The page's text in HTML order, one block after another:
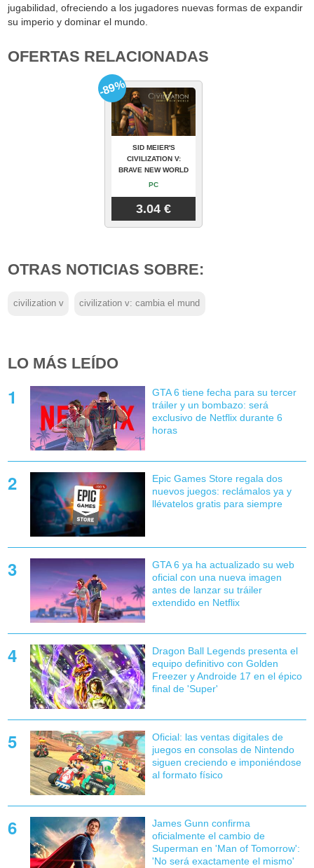
jugabilidad, ofreciendo a los jugadores nuevas formas de expandir
su imperio y dominar el mundo.
OFERTAS RELACIONADAS
SID MEIER'S
CIVILIZATION V:
BRAVE NEW WORLD
PC
3.04 €
-89%
OTRAS NOTICIAS SOBRE:
civilization v civilization v: cambia el mund
LO MÁS LEÍDO
GTA 6 tiene fecha para su tercer
tráiler y un bombazo: será
exclusivo de Netflix durante 6
horas
Epic Games Store regala dos
nuevos juegos: reclámalos ya y
llévatelos gratis para siempre
GTA 6 ya ha actualizado su web
oficial con una nueva imagen
antes de lanzar su tráiler
extendido en Netflix
Dragon Ball Legends presenta el
equipo definitivo con Golden
Freezer y Androide 17 en el épico
final de 'Super'
Oficial: las ventas digitales de
juegos en consolas de Nintendo
siguen creciendo e imponiéndose
al formato físico
James Gunn confirma
oficialmente el cambio de
Superman en 'Man of Tomorrow':
'No será exactamente el mismo'